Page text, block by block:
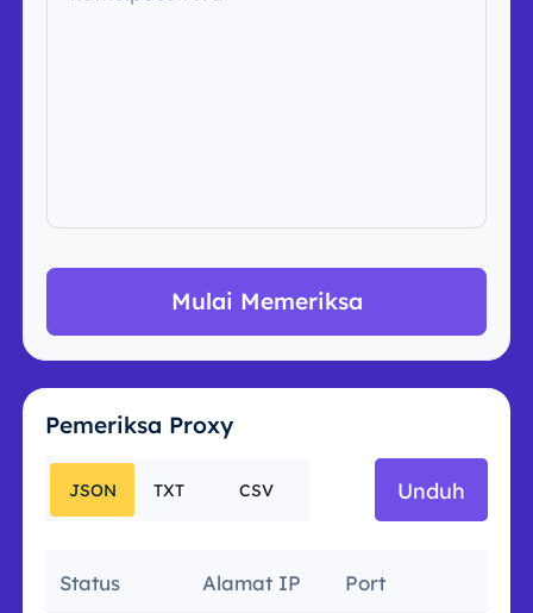
Mulai Memeriksa
Pemeriksa Proxy
JSON TXT CSV Unduh
Status Alamat IP Port